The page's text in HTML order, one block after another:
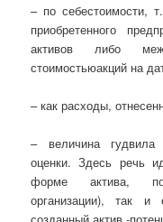
– по себестоимости,
приобретенного
активов либо
стоимостьюакций на
– как расходы,
– величина гудвила
оценки. Здесь речь
форме актива,
организации), так и